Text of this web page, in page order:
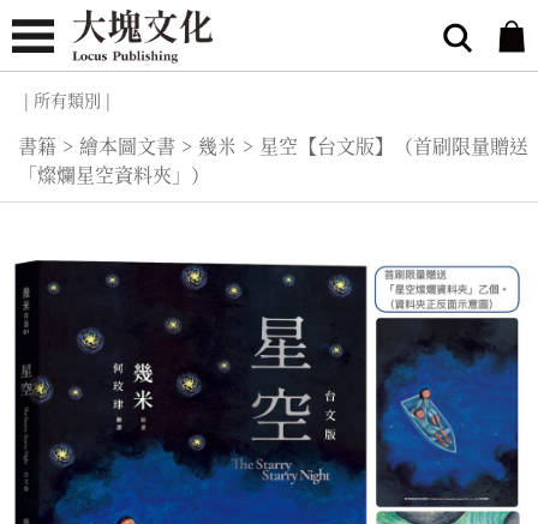
| 所有類別 |
書籍 > 繪本圖文書 > 幾米 > 星空【台文版】（首刷限量贈送
「燦爛星空資料夾」）